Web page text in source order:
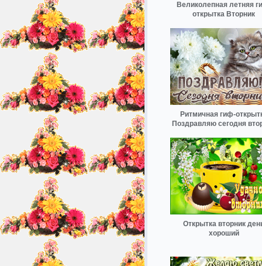
Великолепная летняя
открытка Вторник
Ритмичная гиф-
Поздравляю сегодня
Открытка вторник
хороший